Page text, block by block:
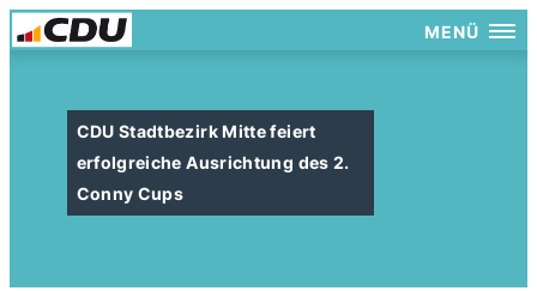
MENÜ
CDU Stadtbezirk Mitte feiert
erfolgreiche Ausrichtung des 2.
Conny Cups